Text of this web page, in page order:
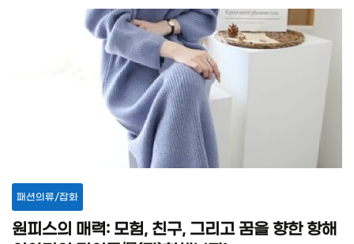
패션의류/잡화
원피스의 매력: 모험, 친구, 그리고 꿈을 향한 항해